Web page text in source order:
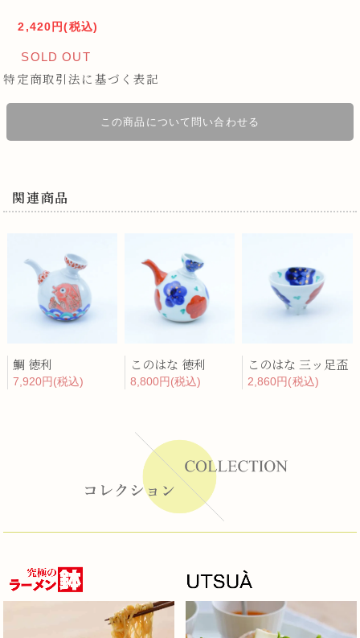
2,420円(税込)
SOLD OUT
特定商取引法に基づく表記
この商品について問い合わせる
関連商品
鯛 徳利
7,920円(税込)
このはな 徳利
8,800円(税込)
このはな 三ッ足盃
2,860円(税込)